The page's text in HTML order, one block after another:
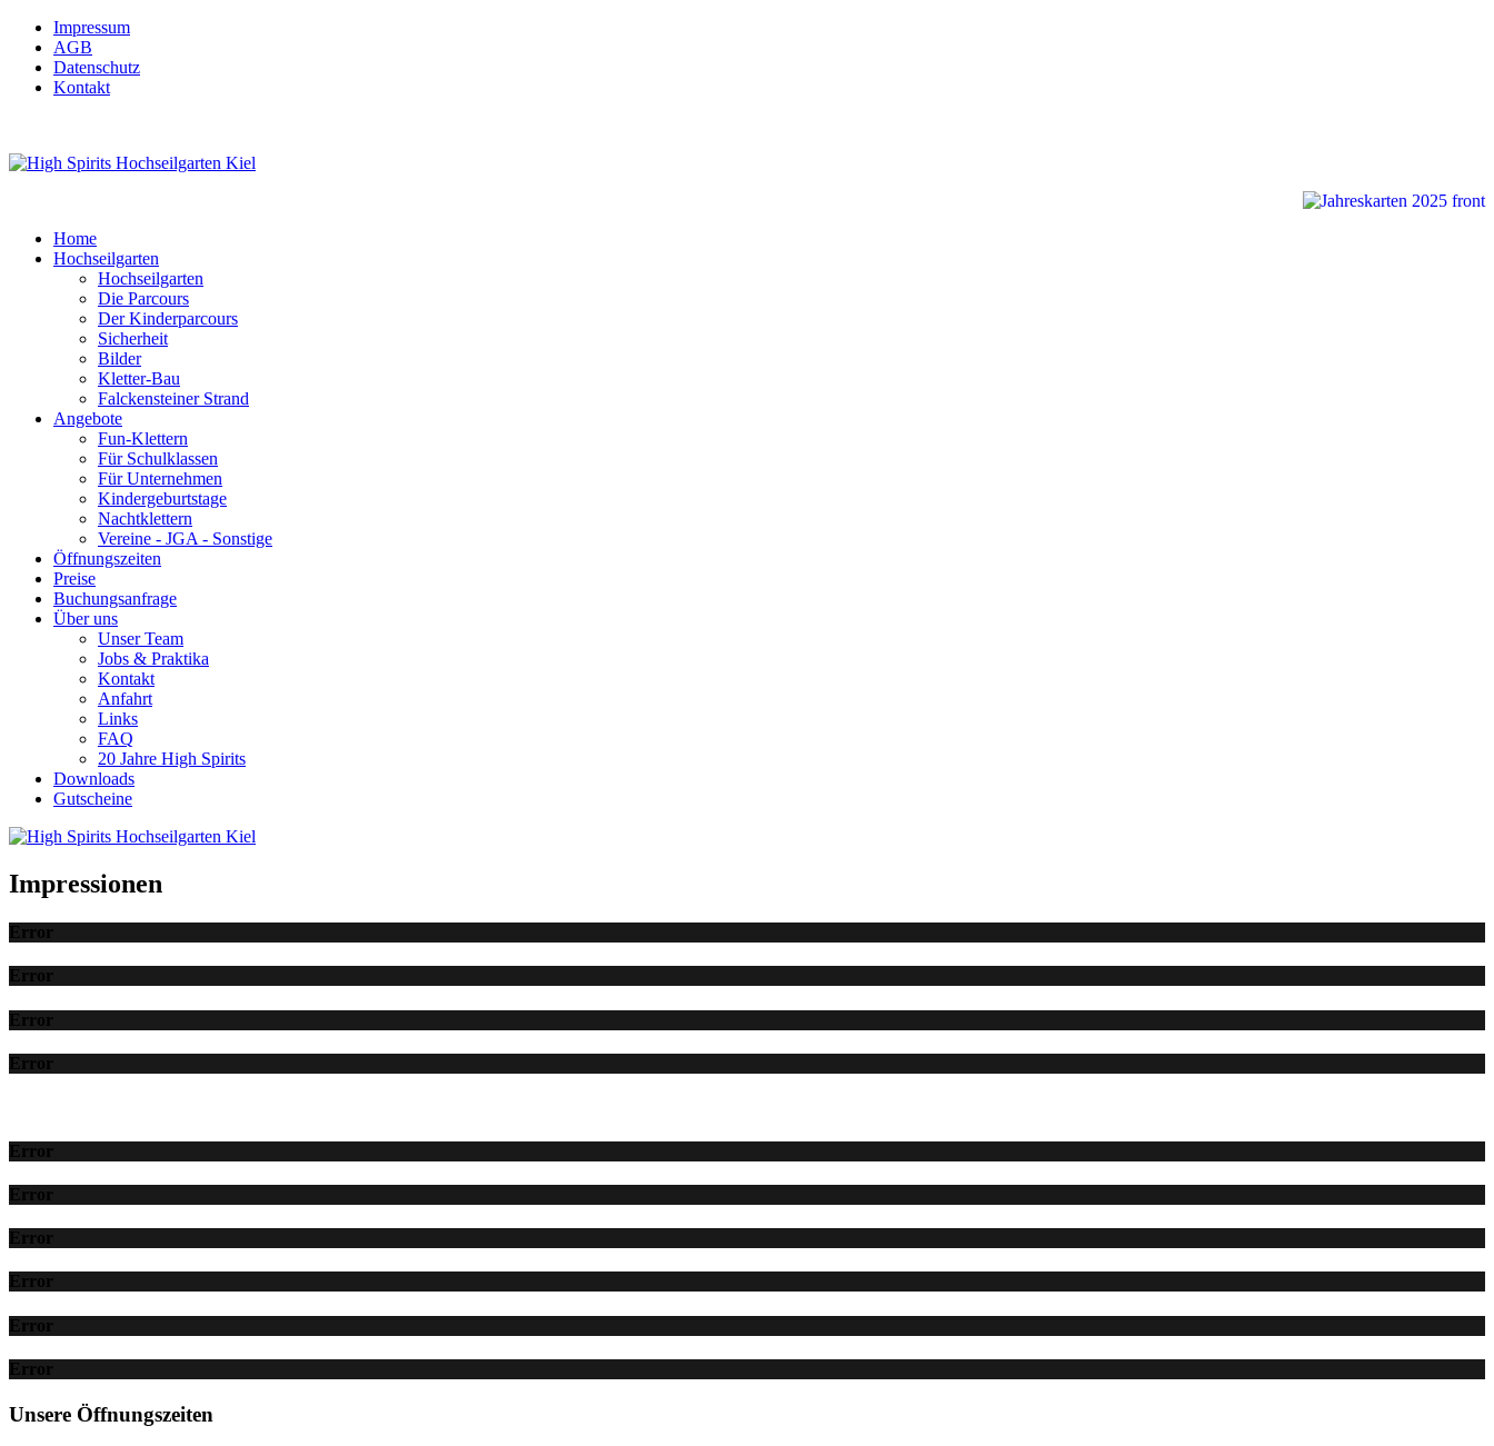
Impressum
AGB
Datenschutz
Kontakt
Home
Hochseilgarten
Hochseilgarten
Die Parcours
Der Kinderparcours
Sicherheit
Bilder
Kletter-Bau
Falckensteiner Strand
Angebote
Fun-Klettern
Für Schulklassen
Für Unternehmen
Kindergeburtstage
Nachtklettern
Vereine - JGA - Sonstige
Öffnungszeiten
Preise
Buchungsanfrage
Über uns
Unser Team
Jobs & Praktika
Kontakt
Anfahrt
Links
FAQ
20 Jahre High Spirits
Downloads
Gutscheine
Impressionen
Error
Error
Error
Error
Error
Error
Error
Error
Error
Error
Unsere Öffnungszeiten